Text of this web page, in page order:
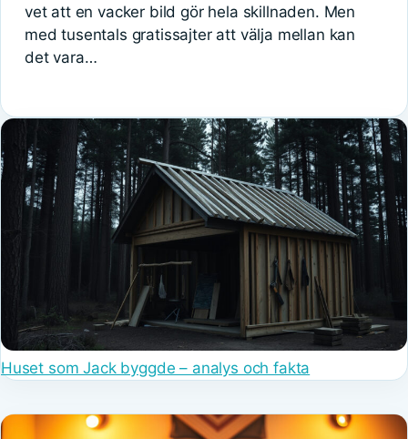
vet att en vacker bild gör hela skillnaden. Men
med tusentals gratissajter att välja mellan kan
det vara…
Huset som Jack byggde – analys och fakta